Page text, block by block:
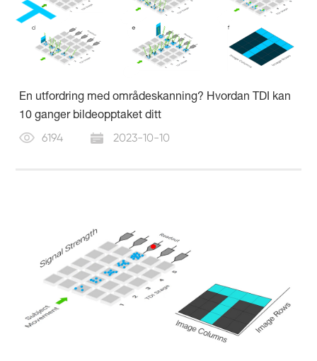
En utfordring med områdeskanning? Hvordan TDI kan
10 ganger bildeopptaket ditt
6194 2023-10-10